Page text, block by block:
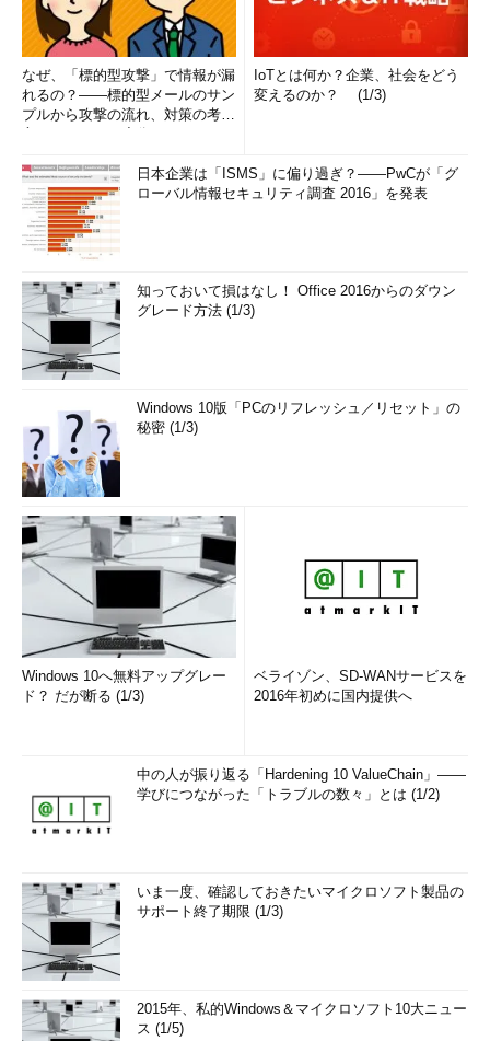
なぜ、「標的型攻撃」で情報が漏
れるの？――標的型メールのサン
プルから攻撃の流れ、対策の考え
IoTとは何か？企業、社会をどう
変えるのか？ (1/3)
日本企業は「ISMS」に偏り過ぎ？――PwCが「グ
ローバル情報セキュリティ調査 2016」を発表
知っておいて損はなし！ Office 2016からのダウン
グレード方法 (1/3)
Windows 10版「PCのリフレッシュ／リセット」の
秘密 (1/3)
Windows 10へ無料アップグレー
ド？ だが断る (1/3)
ベライゾン、SD-WANサービスを
2016年初めに国内提供へ
中の人が振り返る「Hardening 10 ValueChain」――
学びにつながった「トラブルの数々」とは (1/2)
いま一度、確認しておきたいマイクロソフト製品の
サポート終了期限 (1/3)
2015年、私的Windows＆マイクロソフト10大ニュー
ス (1/5)